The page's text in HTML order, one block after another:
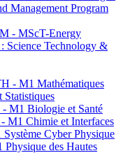
Management Program
- MScT-Energy
Science Technology &
- M1 Mathématiques
Statistiques
M1 Biologie et Santé
M1 Chimie et Interfaces
Cyber Physique
des Hautes